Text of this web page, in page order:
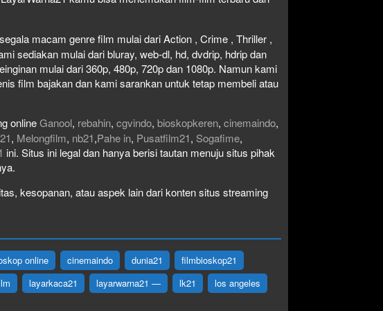
macam genre film mulai dari Action , Crime , Thriller ,
sediakan mulai dari bluray, web-dl, hd, dvdrip, hdrip dan
mulai dari 360p, 480p, 720p dan 1080p. Namun kami
film bajakan dan kami sarankan untuk tetap membeli atau
onlineGanool, rebahin, cgvindo, bioskopkeren, cinemaindo,
, Melongfilm, nb21,Pahe in, Pusatfilm21, Sogafime,
ini. Situs ini legal dan hanya berisi tautan menuju situs pihak
kesopanan, atau aspek lain dari konten situs streaming
online cinemaindo dunia21
filmbioskop21
layarkaca21 layarwarna21 — lk21
los angeles